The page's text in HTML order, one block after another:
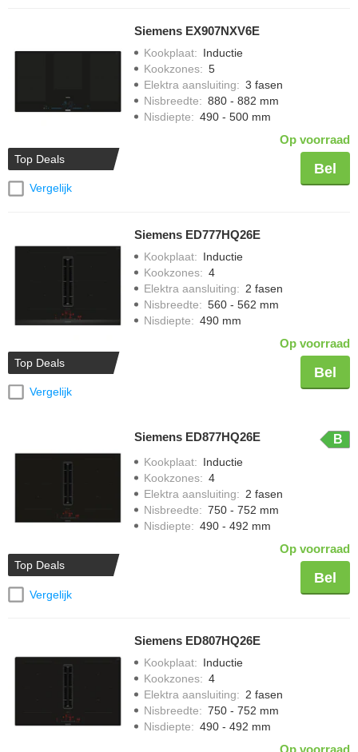
Top Deals
Vergelijk
Siemens EX907NXV6E
Kookplaat: Inductie
Kookzones: 5
Elektra aansluiting: 3 fasen
Nisbreedte: 880 - 882 mm
Nisdiepte: 490 - 500 mm
Op voorraad
Bel
Top Deals
Vergelijk
Siemens ED777HQ26E
Kookplaat: Inductie
Kookzones: 4
Elektra aansluiting: 2 fasen
Nisbreedte: 560 - 562 mm
Nisdiepte: 490 mm
Op voorraad
Bel
Top Deals
Vergelijk
Siemens ED877HQ26E B
Kookplaat: Inductie
Kookzones: 4
Elektra aansluiting: 2 fasen
Nisbreedte: 750 - 752 mm
Nisdiepte: 490 - 492 mm
Op voorraad
Bel
Siemens ED807HQ26E
Kookplaat: Inductie
Kookzones: 4
Elektra aansluiting: 2 fasen
Nisbreedte: 750 - 752 mm
Nisdiepte: 490 - 492 mm
Op voorraad